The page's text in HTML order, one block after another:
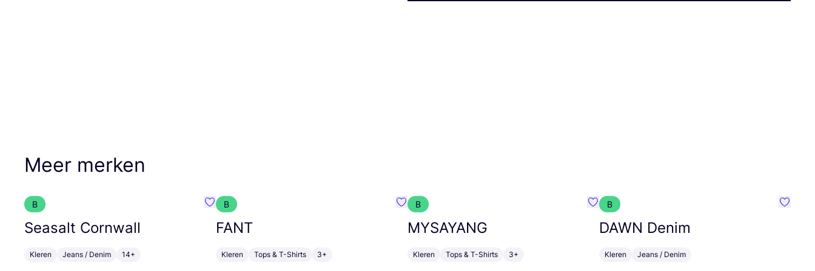
Meer merken
B
Seasalt Cornwall
Kleren Jeans / Denim 14+
Favoriete {naam}
B
FANT
Kleren Tops & T-Shirts 3+
Favoriete {naam}
B
MYSAYANG
Kleren Tops & T-Shirts 3+
Favoriete {naam}
B
DAWN Denim
Kleren Jeans / Denim